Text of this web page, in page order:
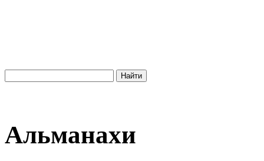
Альманахи